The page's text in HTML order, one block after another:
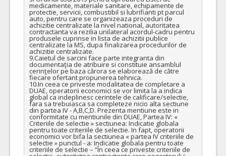
medicamente, materiale sanitare, echipamente de
protectie, servicii, combustibil si lubrifianti pt parcul
auto, pentru care se organizeaza proceduri de
achizitie centralizate la nivel national, autoritatea
contractanta va rezilia unilateral acordul-cadru pentru
produsele cuprinse in lista de achizitii publice
centralizate la MS, dupa finalizarea procedurilor de
achizitie centralizate.
9.Caietul de sarcini face parte integranta din
documentaţia de atribuire si constituie ansamblul
cerinţelor pe baza cărora se elaborează de către
fiecare ofertant propunerea tehnica.
10.In ceea ce priveste modalitatea de completare a
DUAE, operatorii economici se vor limita la a indica
global ca indeplinesc cerintele de calificare/selectie,
fara sa trebuiasca sa completeze nicio alta sectiune
din partea IV - A,B,C,D. Prezenta mentiune este in
conformitate cu mentiunile din DUAE, Partea IV: «
Criteriile de selectie » sectiunea: Indicatie globala
pentru toate criteriile de selectie. In fapt, operatorii
economici vor bifa la sectiunea « partea IV criteriile de
selectie » punctul - a: Indicatie globala pentru toate
criteriile de selectie – “În ceea ce priveste criteriile de